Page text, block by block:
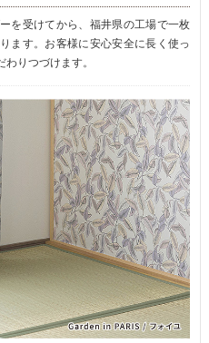
を受けてから、福井県の工場で一枚
ます。お客様に安心安全に長く使っ
りつづけます。